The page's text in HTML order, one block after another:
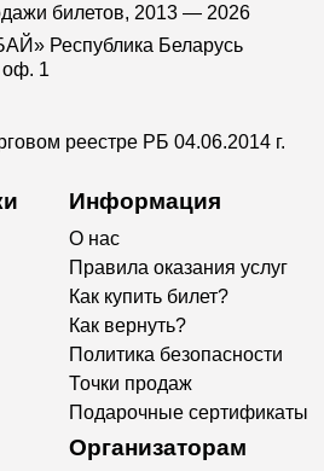
билетов, 2013 — 2026
Республика Беларусь
оф. 1
реестре РБ 04.06.2014 г.
Информация
О нас
Правила оказания услуг
Как купить билет?
Как вернуть?
Политика безопасности
Точки продаж
Подарочные сертификаты
Организаторам